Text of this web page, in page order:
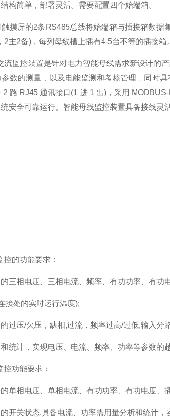
构简单，部署灵活。需要配置四个始端箱。
屏的2条RS485总线将始端箱与插接箱数据
2主2备)，每列母线槽上插有4-5台不等的插接箱
监控装置是针对电力智能母线需求新设计的产
数的测量，以及电能监测和考核管理，同时
2 路 RJ45 通讯接口(1 进 1 出)，采用
安全可靠运行。智能母线监控装置具备接线灵
的功能要求：
相电压、三相电流、频率、有功功率、有功电
处的实时运行温度);
压/欠压，缺相,过流，频率过高/过低,输入分路
计，实现电压、电流、频率、功率等参数的越
功能要求：
相电压、单相电流、有功功率、有功电度、
关状态,具备电流、功率需用量分析和统计，